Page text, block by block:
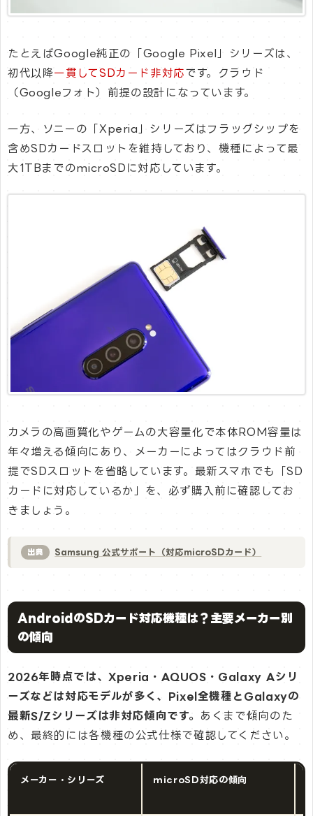
たとえばGoogle純正の「Google Pixel」シリーズは、
初代以降一貫してSDカード非対応です。クラウド
（Googleフォト）前提の設計になっています。
一方、ソニーの「Xperia」シリーズはフラッグシップを
含めSDカードスロットを維持しており、機種によって最
大1TBまでのmicroSDに対応しています。
カメラの高画質化やゲームの大容量化で本体ROM容量は
年々増える傾向にあり、メーカーによってはクラウド前
提でSDスロットを省略しています。最新スマホでも「SD
カードに対応しているか」を、必ず購入前に確認してお
きましょう。
出典 Samsung 公式サポート（対応microSDカード）
AndroidのSDカード対応機種は？主要メーカー別
の傾向
2026年時点では、Xperia・AQUOS・Galaxy Aシリ
ーズなどは対応モデルが多く、Pixel全機種とGalaxyの
最新S/Zシリーズは非対応傾向です。
あくまで傾向のた
め、最終的には各機種の公式仕様で確認してください。
メーカー・シリーズ microSD対応の傾向